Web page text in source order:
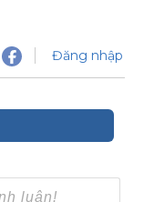
Đăng nhập